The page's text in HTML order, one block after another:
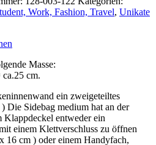
Work, Fashion, Travel, Unikate
Masse:
cm.
ein zweigeteiltes
Die Sidebag medium hat an der
Klappdeckel entweder ein
einem Klettverschluss zu öffnen
16 cm ) oder einem Handyfach,